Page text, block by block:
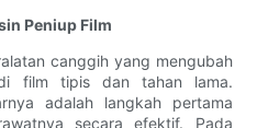
Peniup Film
canggih yang mengubah
film tipis dan tahan lama.
adalah langkah pertama
secara efektif. Pada